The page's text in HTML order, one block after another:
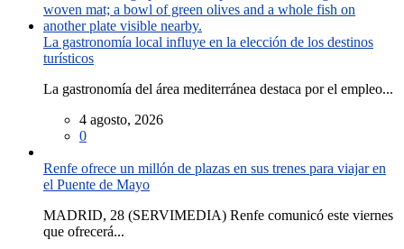
La gastronomía local influye en la elección de los destinos
turísticos
La gastronomía del área mediterránea destaca por el empleo...
4 agosto, 2026
0
Renfe ofrece un millón de plazas en sus trenes para viajar en
el Puente de Mayo
MADRID, 28 (SERVIMEDIA) Renfe comunicó este viernes
que ofrecerá...